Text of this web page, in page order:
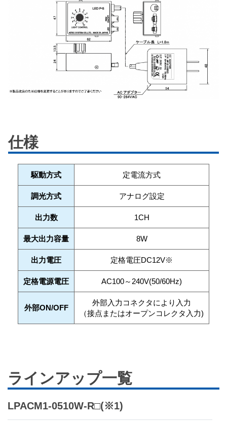
仕様
駆動方式 定電流方式
調光方式 アナログ設定
出力数 1CH
最大出力容量 8W
出力電圧 定格電圧DC12V※
定格電源電圧 AC100～240V(50/60Hz)
外部ON/OFF
外部入力コネクタにより入力
（接点またはオープンコレクタ入力)
ラインアップ一覧
LPACM1-0510W-R□(※1)